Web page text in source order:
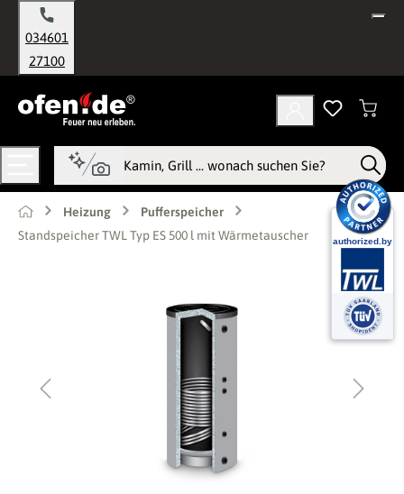
springen
034601
27100
Heizung
Pufferspeicher
Standspeicher TWL Typ ES 500 l mit Wärmetauscher